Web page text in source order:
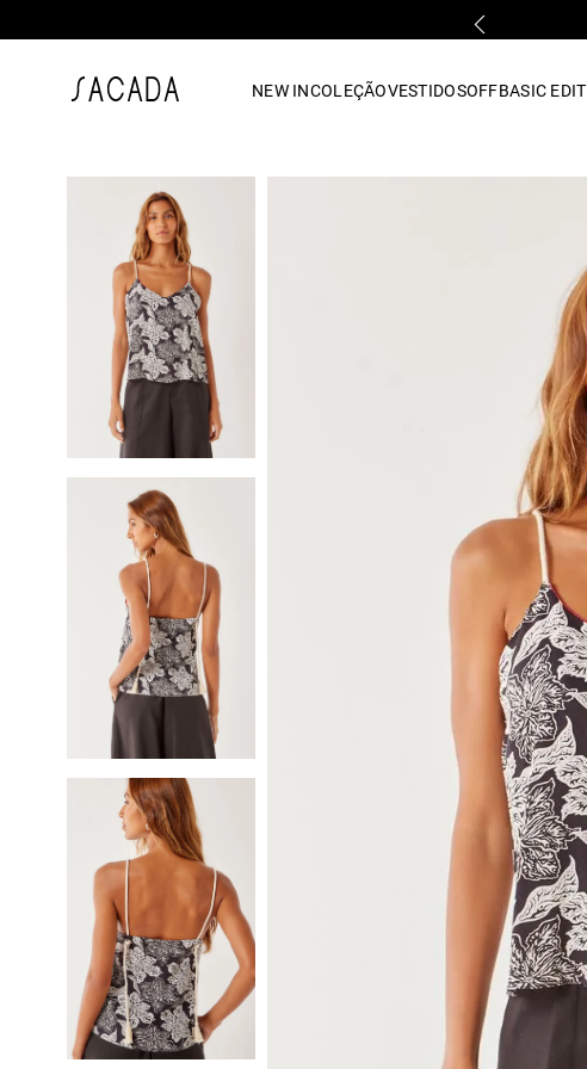
NEW INCOLEÇÃOVESTIDOSOFFBASIC EDIT
vestido midi
vestido curto